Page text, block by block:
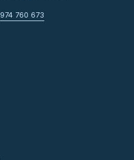
974 760 673